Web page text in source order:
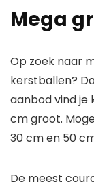
Mega
Op zoek naar
kerstballen?
aanbod vind je
cm groot.
30 cm en 50
De meest